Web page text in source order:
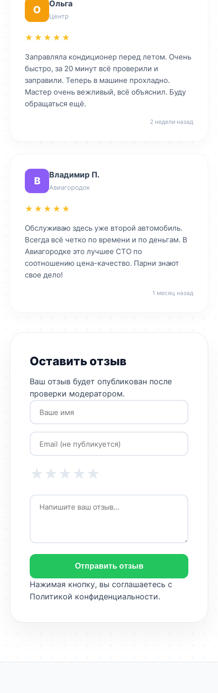
О
Ольга
Центр
★★★★★
Заправляла кондиционер перед летом. Очень
быстро, за 20 минут всё проверили и
заправили. Теперь в машине прохладно.
Мастер очень вежливый, всё объяснил. Буду
обращаться ещё.
2 недели назад
В
Владимир П.
Авиагородок
★★★★★
Обслуживаю здесь уже второй автомобиль.
Всегда всё четко по времени и по деньгам. В
Авиагородке это лучшее СТО по
соотношению цена-качество. Парни знают
свое дело!
1 месяц назад
Оставить отзыв
Ваш отзыв будет опубликован после
проверки модератором.
★
★
★
★
★
Отправить отзыв
Нажимая кнопку, вы соглашаетесь с
Политикой конфиденциальности.